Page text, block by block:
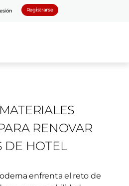
Registrarse
RENOVAR
DE HOTEL
enfrenta el reto de